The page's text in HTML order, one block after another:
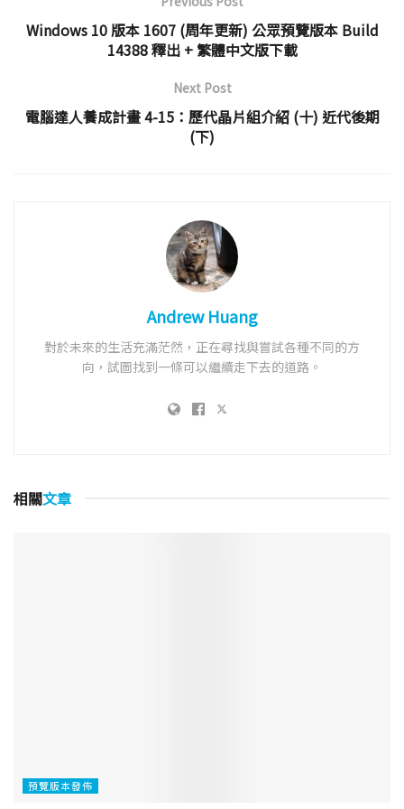
Windows 10 版本 1607 (周年更新) 公眾預覽版本 Build
14388 釋出 + 繁體中文版下載
Next Post
電腦達人養成計畫 4-15：歷代晶片組介紹 (十) 近代後期
(下)
Andrew Huang
對於未來的生活充滿茫然，正在尋找與嘗試各種不同的方
向，試圖找到一條可以繼續走下去的道路。
相關文章
預覽版本發佈